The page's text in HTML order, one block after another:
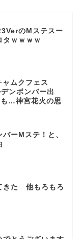
のMステスー
タｗｗｗｗ
ムクフェス
ンボンバー出
…神宮花火の思
ーMステ！と、
きた 他もろもろ